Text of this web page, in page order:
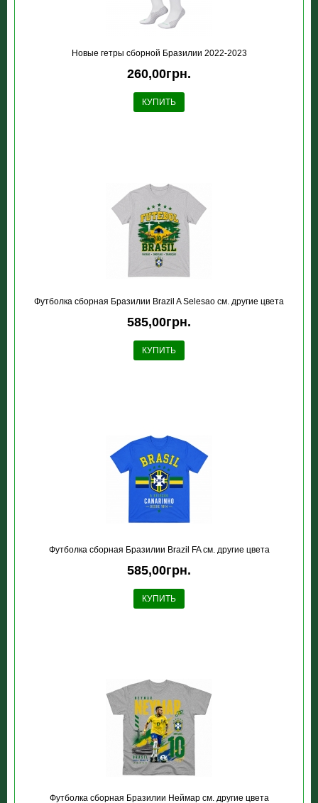
Новые гетры сборной Бразилии 2022-2023
260,00грн.
КУПИТЬ
Футболка сборная Бразилии Brazil A Selesao см. другие цвета
585,00грн.
КУПИТЬ
Футболка сборная Бразилии Brazil FA см. другие цвета
585,00грн.
КУПИТЬ
Футболка сборная Бразилии Неймар см. другие цвета